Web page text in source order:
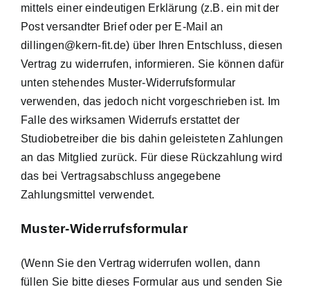
mittels einer eindeutigen Erklärung (z.B. ein mit der
Post versandter Brief oder per E-Mail an
dillingen@kern-fit.de) über Ihren Entschluss, diesen
Vertrag zu widerrufen, informieren. Sie können dafür
unten stehendes Muster-Widerrufsformular
verwenden, das jedoch nicht vorgeschrieben ist. Im
Falle des wirksamen Widerrufs erstattet der
Studiobetreiber die bis dahin geleisteten Zahlungen
an das Mitglied zurück. Für diese Rückzahlung wird
das bei Vertragsabschluss angegebene
Zahlungsmittel verwendet.
Muster-Widerrufsformular
(Wenn Sie den Vertrag widerrufen wollen, dann
füllen Sie bitte dieses Formular aus und senden Sie